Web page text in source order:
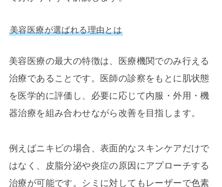
美容医療が選ばれる理由とは
美容医療の最大の特徴は、医療機関でのみ行える
治療であることです。医師の診察をもとに肌状態
を医学的に評価し、必要に応じて内服・外用・機
器治療を組み合わせながら改善を目指します。
例えばニキビの場合、表面的なスキンケアだけで
はなく、皮脂分泌や炎症の原因にアプローチする
治療が可能です。シミに対してもレーザーで色素